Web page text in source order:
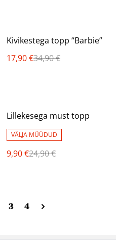
%
Kivikestega topp “Barbie”
17,90 €34,90 €
%
Lillekesega must topp
VÄLJA MÜÜDUD
9,90 €24,90 €
3 4